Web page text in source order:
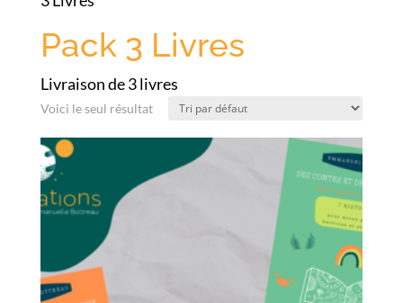
Pack 3 Livres
Livraison de 3 livres
Voici le seul résultat